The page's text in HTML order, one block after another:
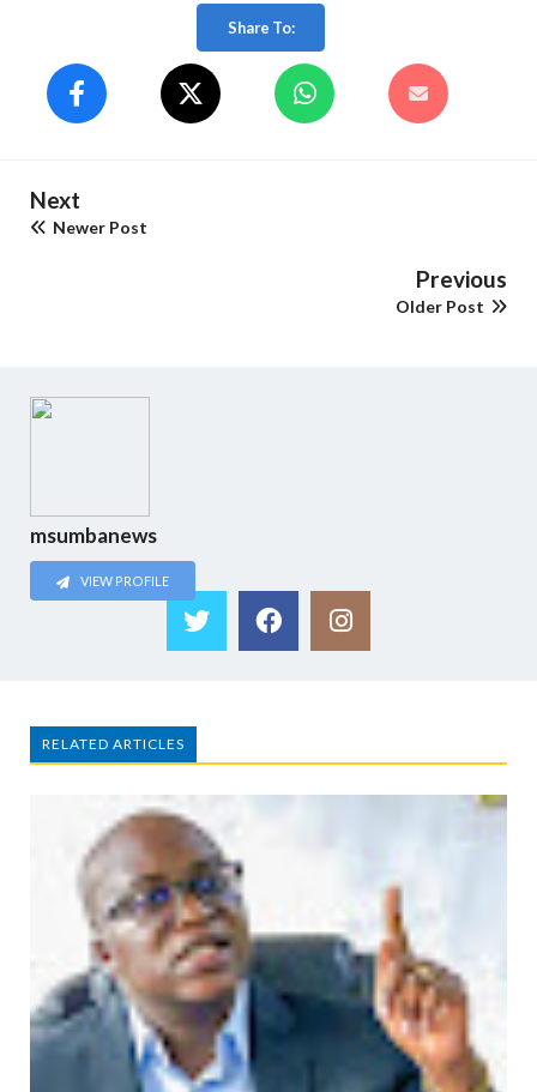
Share To:
Next
Newer Post
Previous
Older Post
msumbanews
VIEW PROFILE
RELATED ARTICLES